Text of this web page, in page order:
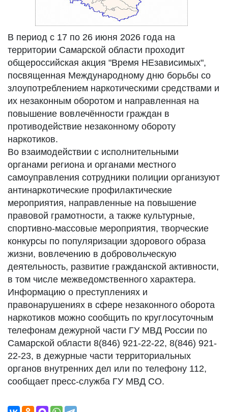
В период с 17 по 26 июня 2026 года на
территории Самарской области проходит
общероссийская акция "Время НЕзависимых",
посвященная Международному дню борьбы со
злоупотреблением наркотическими средствами и
их незаконным оборотом и направленная на
повышение вовлечённости граждан в
противодействие незаконному обороту
наркотиков.
Во взаимодействии с исполнительными
органами региона и органами местного
самоуправления сотрудники полиции организуют
антинаркотические профилактические
мероприятия, направленные на повышение
правовой грамотности, а также культурные,
спортивно-массовые мероприятия, творческие
конкурсы по популяризации здорового образа
жизни, вовлечению в добровольческую
деятельность, развитие гражданской активности,
в том числе межведомственного характера.
Информацию о преступлениях и
правонарушениях в сфере незаконного оборота
наркотиков можно сообщить по круглосуточным
телефонам дежурной части ГУ МВД России по
Самарской области 8(846) 921-22-22, 8(846) 921-
22-23, в дежурные части территориальных
органов внутренних дел или по телефону 112,
сообщает пресс-служба ГУ МВД СО.